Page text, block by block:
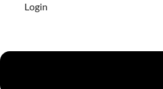
Login